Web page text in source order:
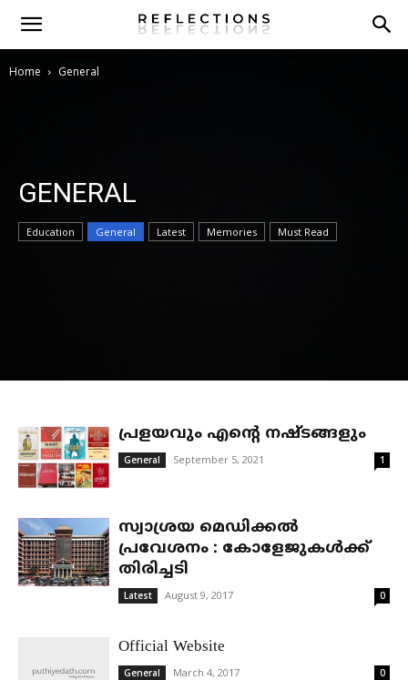
Home General
GENERAL
Education General Latest Memories Must Read
പ്രളയവും എന്റെ നഷ്ടങ്ങളും
General September 5, 2021 1
സ്വാശ്രയ മെഡിക്കൽ
പ്രവേശനം : കോളേജുകൾക്ക്
തിരിച്ചടി
Latest August 9, 2017 0
Official Website
General March 4, 2017 0